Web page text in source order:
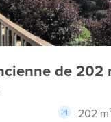
de 202
202